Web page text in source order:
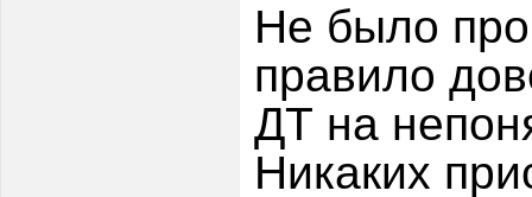
Не было
правило
ДТ на
Никаких